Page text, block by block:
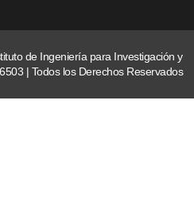
de Ingeniería para Investigación y
| Todos los Derechos Reservados